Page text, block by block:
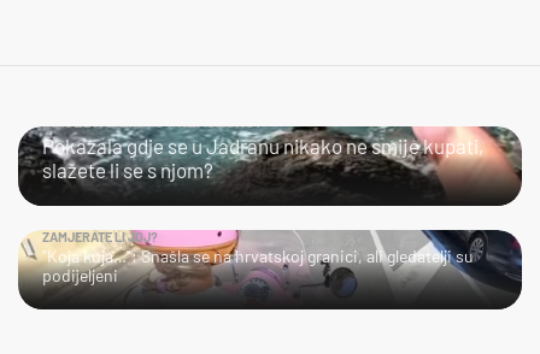
Pokazala gdje se u Jadranu nikako ne smije kupati,
slažete li se s njom?
ZAMJERATE LI JOJ?
"Koja kuja…": Snašla se na hrvatskoj granici, ali gledatelji su
podijeljeni